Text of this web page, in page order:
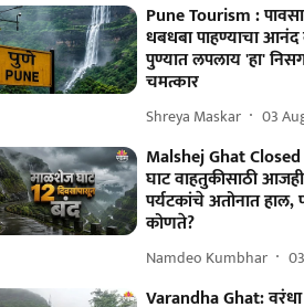
Pune Tourism :
धबधबा पाहण्याचा
पुण्यात लपलाय 'हा'
चमत्कार
Shreya Maskar 03
Malshej Ghat
घाट वाहतुकीसाठी
पर्यटकांचे अतोनात हाल,
कोणते?
Namdeo Kumbhar
Varandha Ghat: